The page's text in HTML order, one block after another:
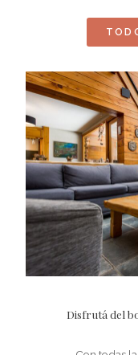
Disfrutá del